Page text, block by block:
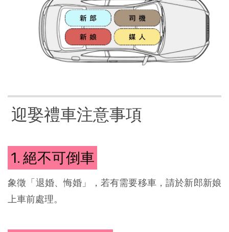
迎娶禮車注意事項
1. 絕不可倒車
象徵「退婚、悔婚」，若有需要移車，請於新郎新娘
上車前處理。